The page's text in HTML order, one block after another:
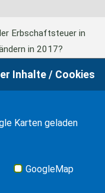
Erbschaftsteuer in
in 2017?
verabschiedet
der
Inhalte / Cookies
Karten geladen
GoogleMap